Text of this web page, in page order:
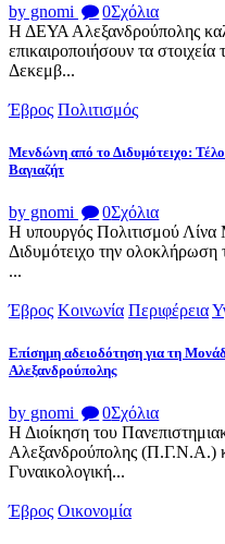
by gnomi 0Σχόλια
Η ΔΕΥΑ Αλεξανδρούπολης
επικαιροποιήσουν τα
Δεκεμβ...
Έβρος Πολιτισμός
Μενδώνη από το Διδυμότειχο:
Βαγιαζήτ
by gnomi 0Σχόλια
Η υπουργός Πολιτισμού
Διδυμότειχο την
...
Έβρος Κοινωνία Περιφέρεια
Επίσημη αδειοδότηση για τη
Αλεξανδρούπολης
by gnomi 0Σχόλια
Η Διοίκηση του
Αλεξανδρούπολης (Π.Γ.Ν.Α.)
Γυναικολογική...
Έβρος Οικονομία